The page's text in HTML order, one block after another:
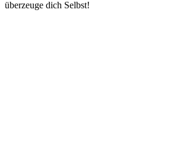
überzeuge dich Selbst!